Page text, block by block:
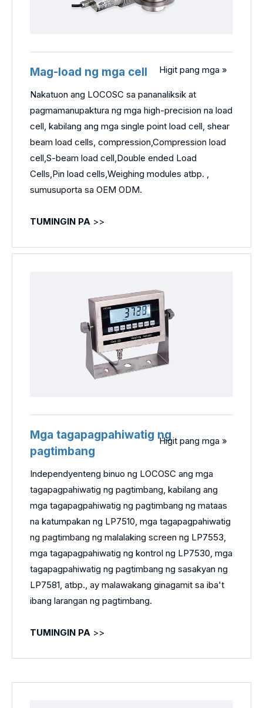
Mag-load ng mga cell Higit pang mga »
Nakatuon ang LOCOSC sa pananaliksik at
pagmamanupaktura ng mga high-precision na load
cell, kabilang ang mga single point load cell, shear
beam load cells, compression,Compression load
cell,S-beam load cell,Double ended Load
Cells,Pin load cells,Weighing modules atbp. ,
sumusuporta sa OEM ODM.
TUMINGIN PA >>
Mga tagapagpahiwatig ng
pagtimbang
Higit pang mga »
Independyenteng binuo ng LOCOSC ang mga
tagapagpahiwatig ng pagtimbang, kabilang ang
mga tagapagpahiwatig ng pagtimbang ng mataas
na katumpakan ng LP7510, mga tagapagpahiwatig
ng pagtimbang ng malalaking screen ng LP7553,
mga tagapagpahiwatig ng kontrol ng LP7530, mga
tagapagpahiwatig ng pagtimbang ng sasakyan ng
LP7581, atbp., ay malawakang ginagamit sa iba't
ibang larangan ng pagtimbang.
TUMINGIN PA >>